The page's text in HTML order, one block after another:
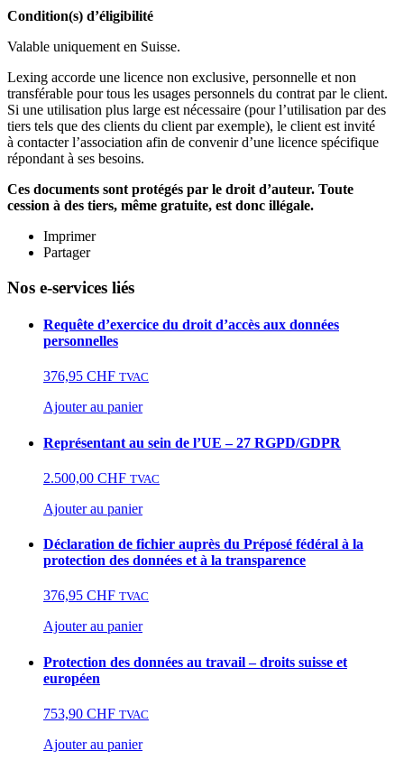
Condition(s) d’éligibilité
Valable uniquement en Suisse.
Lexing accorde une licence non exclusive, personnelle et non
transférable pour tous les usages personnels du contrat par le client.
Si une utilisation plus large est nécessaire (pour l’utilisation par des
tiers tels que des clients du client par exemple), le client est invité
à contacter l’association afin de convenir d’une licence spécifique
répondant à ses besoins.
Ces documents sont protégés par le droit d’auteur. Toute
cession à des tiers, même gratuite, est donc illégale.
Imprimer
Partager
Nos e-services liés
Requête d’exercice du droit d’accès aux données
personnelles
376,95 CHF TVAC
Ajouter au panier
Représentant au sein de l’UE – 27 RGPD/GDPR
2.500,00 CHF TVAC
Ajouter au panier
Déclaration de fichier auprès du Préposé fédéral à la
protection des données et à la transparence
376,95 CHF TVAC
Ajouter au panier
Protection des données au travail – droits suisse et
européen
753,90 CHF TVAC
Ajouter au panier